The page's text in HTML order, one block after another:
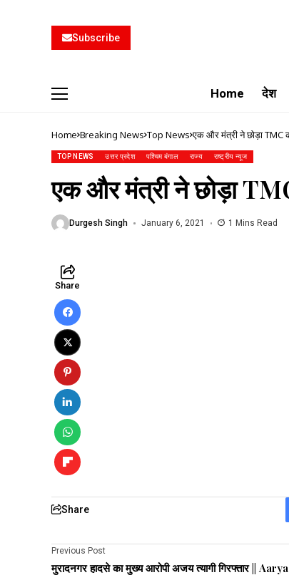
Subscribe
Home देश
Home Breaking News Top News एक और मंत्री ने
TOP NEWS उत्तर प्रदेश पश्चिम बंगाल राज्य राष्ट्रीय न्यूज
एक और मंत्री ने छोड़ा
Durgesh Singh January 6, 2021 1 Mins Read
Share
Share
Previous Post
मुरादनगर हादसे का मुख्य आरोपी अजय त्यागी गिरफ्तार ||